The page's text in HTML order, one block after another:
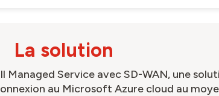
La solution
Managed Service avec SD-WAN, une
au Microsoft Azure cloud au